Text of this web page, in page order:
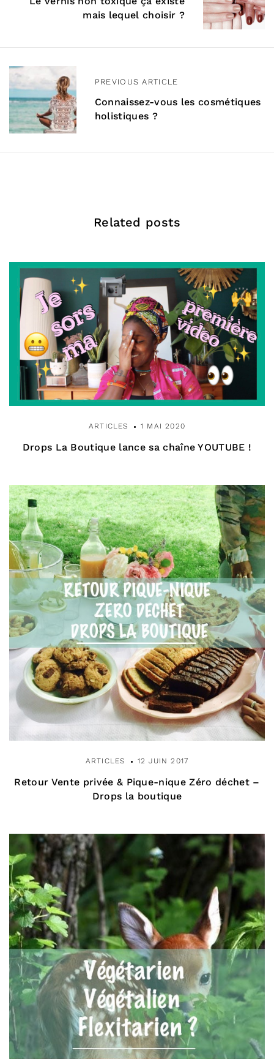
i
g
a
i
l
PREVIOUS ARTICLE
Connaissez-vous les cosmétiques
holistiques ?
mais lequel choisir ?
Related posts
ARTICLES 1 MAI 2020
Drops La Boutique lance sa chaîne YOUTUBE !
ARTICLES 12 JUIN 2017
Retour Vente privée & Pique-nique Zéro déchet –
Drops la boutique